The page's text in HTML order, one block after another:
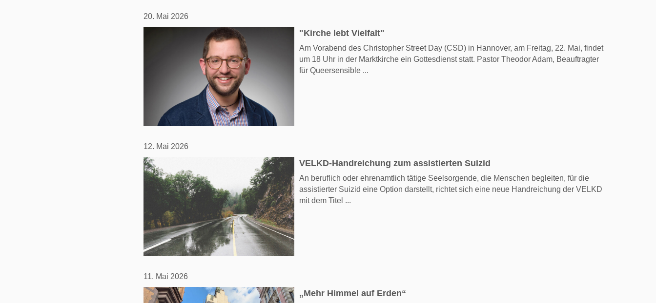
20. Mai 2026
"Kirche lebt Vielfalt"
Am Vorabend des Christopher Street Day (CSD) in Hannover, am Freitag, 22. Mai, findet
um 18 Uhr in der Marktkirche ein Gottesdienst statt. Pastor Theodor Adam, Beauftragter
für Queersensible ...
12. Mai 2026
VELKD-Handreichung zum assistierten Suizid
An beruflich oder ehrenamtlich tätige Seelsorgende, die Menschen begleiten, für die
assistierter Suizid eine Option darstellt, richtet sich eine neue Handreichung der VELKD
mit dem Titel ...
11. Mai 2026
„Mehr Himmel auf Erden“